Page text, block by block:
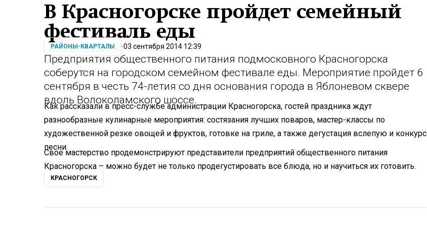
В Красногорске пройдет семейный
фестиваль еды
РАЙОНЫ-КВАРТАЛЫ 03 сентября 2014 12:39
Предприятия общественного питания подмосковного Красногорска
соберутся на городском семейном фестивале еды. Мероприятие пройдет 6
сентября в честь 74-летия со дня основания города в Яблоневом сквере
вдоль Волоколамского шоссе.
Как рассказали в пресс-службе администрации Красногорска, гостей праздника ждут
разнообразные кулинарные мероприятия: состязания лучших поваров, мастер-классы по
художественной резке овощей и фруктов, готовке на гриле, а также дегустация вслепую и конкурс
песни.
Свое мастерство продемонстрируют представители предприятий общественного питания
Красногорска – можно будет не только продегустировать все блюда, но и научиться их готовить.
КРАСНОГОРСК